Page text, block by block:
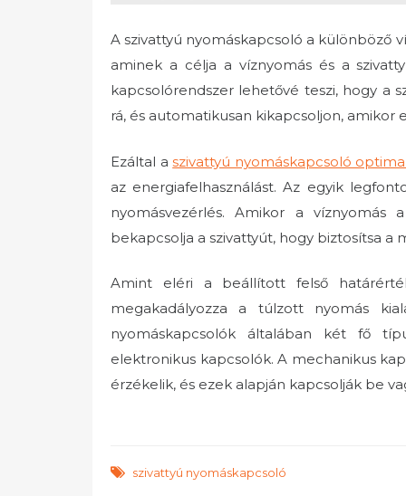
A szivattyú nyomáskapcsoló a különböző
aminek a célja a víznyomás és a
kapcsolórendszer lehetővé teszi, hogy a
rá, és automatikusan kikapcsoljon, amikor
Ezáltal aszivattyú nyomáskapcsoló
az energiafelhasználást. Az egyik
nyomásvezérlés. Amikor a
bekapcsolja a szivattyút, hogy biztosítsa a
Amint eléri a beállított felső
megakadályozza a túlzott nyomás
nyomáskapcsolók általában két fő
elektronikus kapcsolók. A mechanikus
érzékelik, és ezek alapján kapcsolják be
szivattyú nyomáskapcsoló